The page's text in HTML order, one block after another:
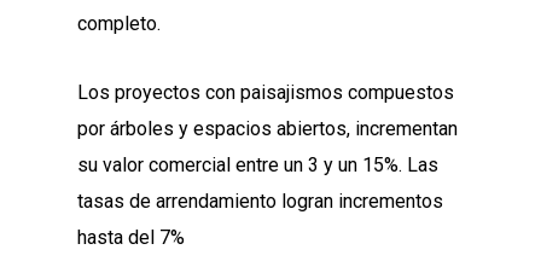
completo.
Los proyectos con paisajismos compuestos
por árboles y espacios abiertos, incrementan
su valor comercial entre un 3 y un 15%. Las
tasas de arrendamiento logran incrementos
hasta del 7%